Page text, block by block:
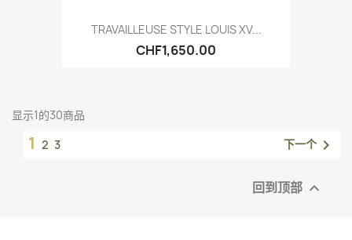
TRAVAILLEUSE STYLE LOUIS XV...
CHF1,650.00
显示1的30商品
1 2 3 下一个 
回到顶部 